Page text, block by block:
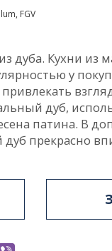
FGV
дуба. Кухни из
у
дуб,
патина. В
прекрасно